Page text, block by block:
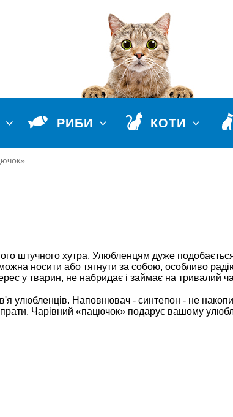
РИБИ КОТИ
штучного хутра. Улюбленцям дуже
носити або тягнути за собою, особливо
у тварин, не набридає і займає на тривалий
улюбленців. Наповнювач - синтепон - не
Чарівний «пацючок» подарує вашому